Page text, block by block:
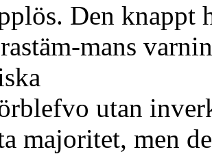
Den knappt
mans
utan
majoritet, men